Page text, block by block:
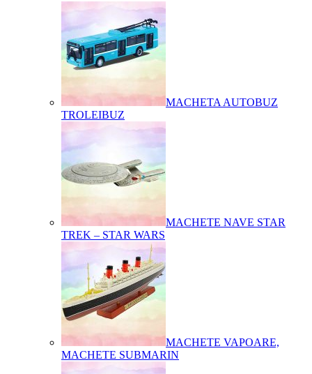
MACHETA AUTOBUZ
TROLEIBUZ
MACHETE NAVE STAR
TREK – STAR WARS
MACHETE VAPOARE,
MACHETE SUBMARIN